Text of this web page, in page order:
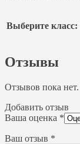
Выберите класс:
Отзывы
Отзывов пока нет.
Добавить отзыв
Ваша оценка *
Ваш отзыв *